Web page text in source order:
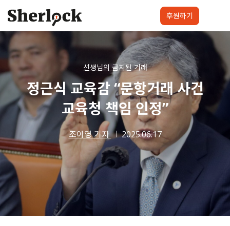
content
셜록요원 프로젝트 셜록클럽 후원하기
후원하기
선생님의 금지된 거래
정근식 교육감 “문항거래 사건
교육청 책임 인정”
조아영 기자 2025.06.17